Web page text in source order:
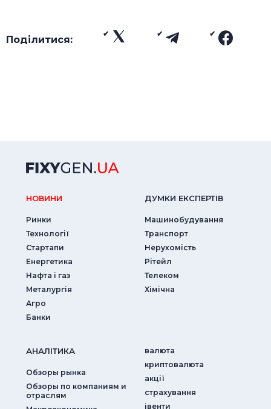
Поділитися:
НОВИНИ
Ринки
Технології
Стартапи
Енергетика
Нафта і газ
Металургія
Агро
Банки
ДУМКИ ЕКСПЕРТIВ
Машинобудування
Транспорт
Нерухомість
Рітейл
Телеком
Хімічна
АНАЛIТИКА
Обзоры рынка
Обзоры по компаниям и
отраслям
валюта
криптовалюта
акції
страхування
iвенти